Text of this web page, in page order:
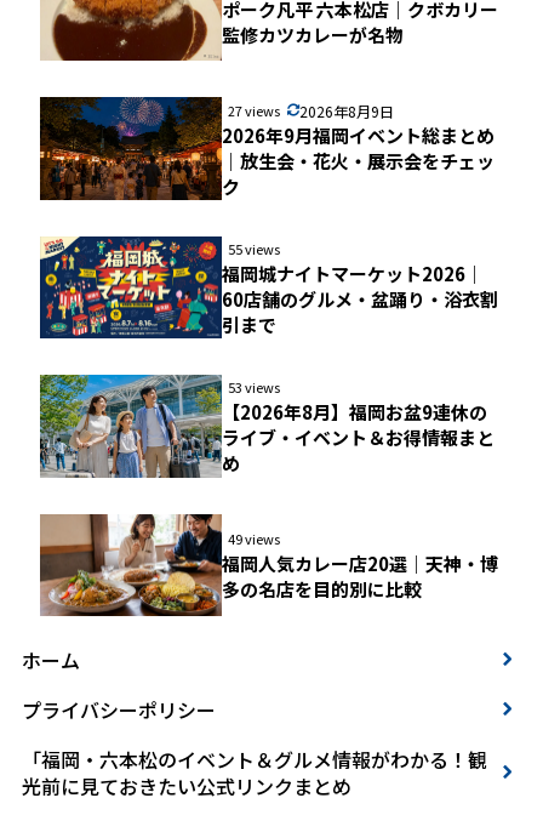
ポーク凡平 六本松店｜クボカリー
監修カツカレーが名物
27 views 2026年8月9日
2026年9月福岡イベント総まとめ
｜放生会・花火・展示会をチェッ
ク
55 views
福岡城ナイトマーケット2026｜
60店舗のグルメ・盆踊り・浴衣割
引まで
53 views
【2026年8月】福岡お盆9連休の
ライブ・イベント＆お得情報まと
め
49 views
福岡人気カレー店20選｜天神・博
多の名店を目的別に比較
ホーム
プライバシーポリシー
「福岡・六本松のイベント＆グルメ情報がわかる！観
光前に見ておきたい公式リンクまとめ